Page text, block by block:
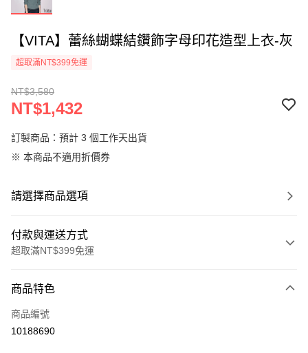
【VITA】蕾絲蝴蝶結鑽飾字母印花造型上衣-灰
超取滿NT$399免運
NT$3,580
NT$1,432
訂製商品：預計 3 個工作天出貨
※ 本商品不適用折價券
請選擇商品選項
付款與運送方式
超取滿NT$399免運
信用卡一次付款
信用卡分期付款
商品特色
商品編號
10188690